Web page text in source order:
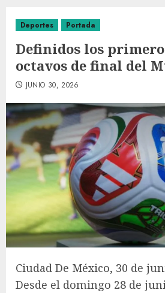
Deportes Portada
Definidos los
octavos de final del
JUNIO 30, 2026
Ciudad De México, 30 de
Desde el domingo 28 de